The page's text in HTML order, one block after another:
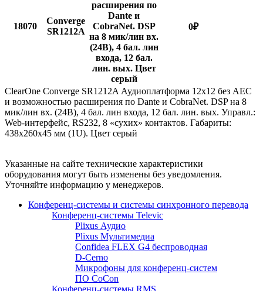
18070
Converge
SR1212A
расширения по
Dante и
CobraNet. DSP
на 8 мик/лин вх.
(24В), 4 бал. лин
входа, 12 бал.
лин. вых. Цвет
серый
0₽
ClearOne Converge SR1212A Аудиоплатформа 12x12 без AEC
и возможностью расширения по Dante и CobraNet. DSP на 8
мик/лин вх. (24В), 4 бал. лин входа, 12 бал. лин. вых. Управл.:
Web-интерфейс, RS232, 8 «сухих» контактов. Габариты:
438x260x45 мм (1U). Цвет серый
Указанные на сайте технические характеристики
оборудования могут быть изменены без уведомления.
Уточняйте информацию у менеджеров.
Конференц-системы и системы синхронного перевода
Конференц-системы Televic
Plixus Аудио
Plixus Мультимедиа
Confidea FLEX G4 беспроводная
D-Cerno
Микрофоны для конференц-систем
ПО CoCon
Конференц-системы RMS